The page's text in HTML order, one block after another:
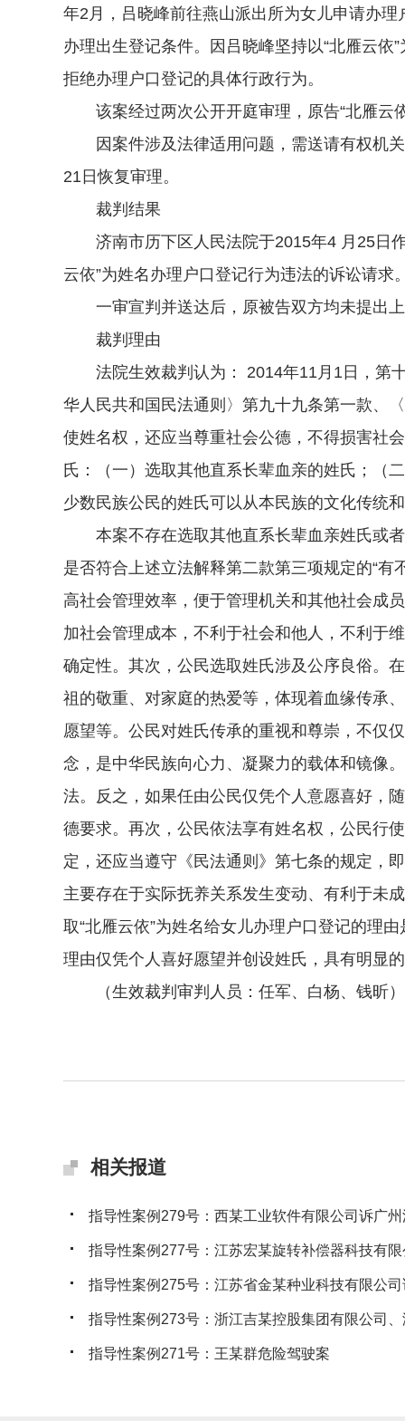
年2月，吕晓峰前往燕山派出所为女儿申请办理
办理出生登记条件。因吕晓峰坚持以“北雁云
拒绝办理户口登记的具体行政行为。
该案经过两次公开开庭审理，原告“北雁云依
因案件涉及法律适用问题，需送请有权机关
21日恢复审理。
裁判结果
济南市历下区人民法院于2015年4 月25日作
云依”为姓名办理户口登记行为违法的诉讼请求
一审宣判并送达后，原被告双方均未提出上
裁判理由
法院生效裁判认为： 2014年11月1日，第十
华人民共和国民法通则〉第九十九条第一款、
使姓名权，还应当尊重社会公德，不得损害社
氏：（一）选取其他直系长辈血亲的姓氏；（
少数民族公民的姓氏可以从本民族的文化传统
本案不存在选取其他直系长辈血亲姓氏或者
是否符合上述立法解释第二款第三项规定的“
高社会管理效率，便于管理机关和其他社会成
加社会管理成本，不利于社会和他人，不利于
确定性。其次，公民选取姓氏涉及公序良俗。
祖的敬重、对家庭的热爱等，体现着血缘传承
愿望等。公民对姓氏传承的重视和尊崇，不仅
念，是中华民族向心力、凝聚力的载体和镜像
法。反之，如果任由公民仅凭个人意愿喜好，
德要求。再次，公民依法享有姓名权，公民行
定，还应当遵守《民法通则》第七条的规定，
主要存在于实际抚养关系发生变动、有利于未
取“北雁云依”为姓名给女儿办理户口登记的理
理由仅凭个人喜好愿望并创设姓氏，具有明显
（生效裁判审判人员：任军、白杨、钱昕）
相关报道
指导性案例279号：西某工业软件有限公司诉广
指导性案例277号：江苏宏某旋转补偿器科技有
指导性案例275号：江苏省金某种业科技有限公
指导性案例273号：浙江吉某控股集团有限公司
指导性案例271号：王某群危险驾驶案